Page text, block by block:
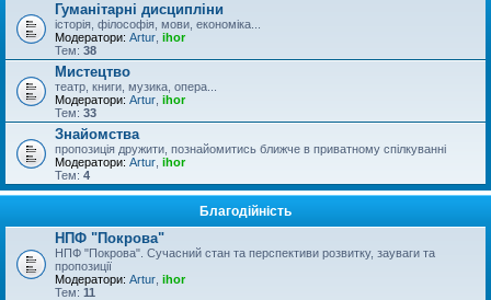
Гуманітарні дисципліни
історія, філософія, мови, економіка...
Модератори: Artur ihor
Тем: 38
Мистецтво
театр, книги, музика, опера...
Модератори: Artur ihor
Тем: 33
Знайомства
пропозиція дружити, познайомитись ближче в приватному спілкуванні
Модератори: Artur ihor
Тем: 4
Благодійність
НПФ "Покрова"
НПФ "Покрова". Сучасний стан та перспективи розвитку, зауваги та
пропозиції
Модератори: Artur ihor
Тем: 11